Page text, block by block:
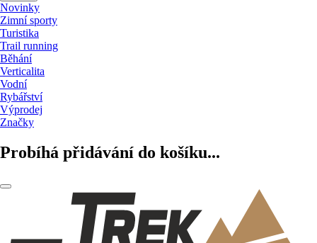
Novinky
Zimní sporty
Turistika
Trail running
Běhání
Verticalita
Vodní
Rybářství
Výprodej
Značky
Probíhá přidávání do košíku...